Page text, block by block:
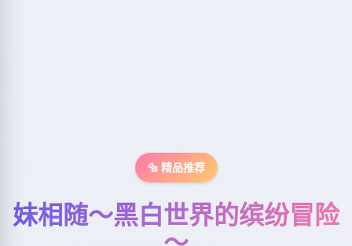
🔩 精品推荐
妹相随～黑白世界的缤纷冒险